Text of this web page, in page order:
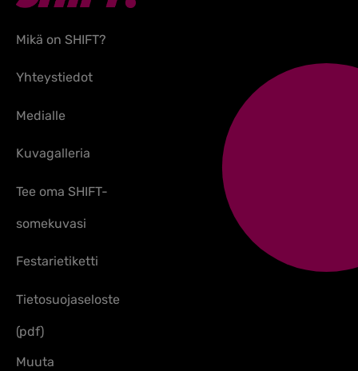
Mikä on SHIFT?
Yhteystiedot
Medialle
Kuvagalleria
Tee oma SHIFT-
somekuvasi
Festarietiketti
Tietosuojaseloste
(pdf)
Muuta